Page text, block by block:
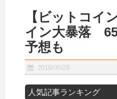
【ビットコイ
イン大暴落
予想も
2018/05/29
人気記事ランキング